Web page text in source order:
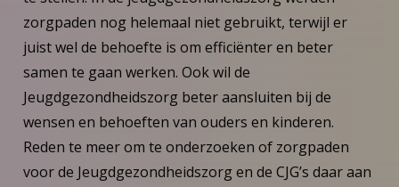
zorgpaden nog helemaal niet gebruikt, terwijl er
juist wel de behoefte is om efficiënter en beter
samen te gaan werken. Ook wil de
Jeugdgezondheidszorg beter aansluiten bij de
wensen en behoeften van ouders en kinderen.
Reden te meer om te onderzoeken of zorgpaden
voor de Jeugdgezondheidszorg en de CJG’s daar aan